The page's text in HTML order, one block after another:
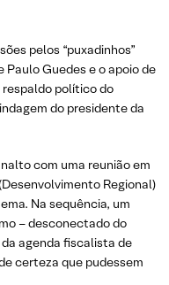
pelos “puxadinhos”
Guedes e o apoio de
político do
do presidente da
com uma reunião em
Regional)
Na sequência, um
– desconectado do
agenda fiscalista de
certeza que pudessem